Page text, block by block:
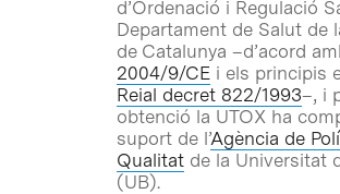
d’Ordenació i Regulació
Departament de Salut de
de Catalunya –d’acord
2004/9/CE i els principis
Reial decret 822/1993–, i
obtenció la UTOX ha
suport de l’Agència de
Qualitatde la Universitat
(UB).